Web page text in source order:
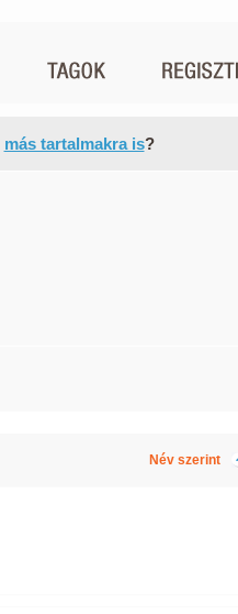
más tartalmakra is?
Név szerint